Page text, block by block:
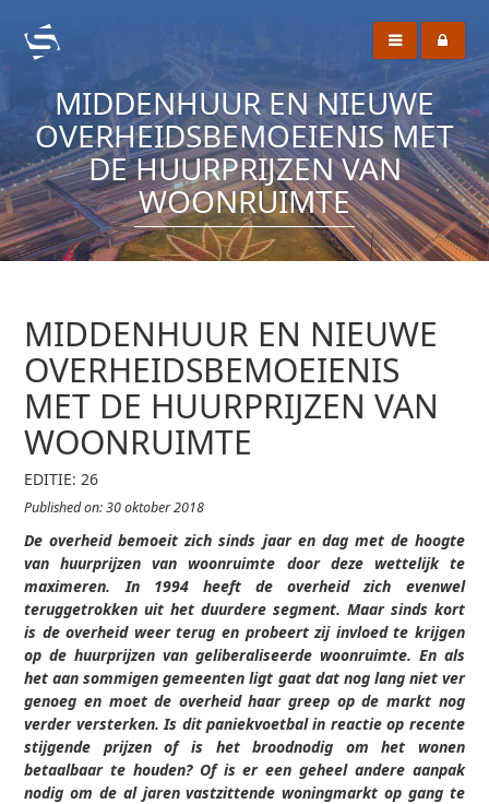
MIDDENHUUR EN NIEUWE
OVERHEIDSBEMOEIENIS MET
DE HUURPRIJZEN VAN
WOONRUIMTE
MIDDENHUUR EN NIEUWE
OVERHEIDSBEMOEIENIS
MET DE HUURPRIJZEN VAN
WOONRUIMTE
EDITIE: 26
Published on: 30 oktober 2018
De overheid bemoeit zich sinds jaar en dag met de hoogte
van huurprijzen van woonruimte door deze wettelijk te
maximeren. In 1994 heeft de overheid zich evenwel
teruggetrokken uit het duurdere segment. Maar sinds kort
is de overheid weer terug en probeert zij invloed te krijgen
op de huurprijzen van geliberaliseerde woonruimte. En als
het aan sommigen gemeenten ligt gaat dat nog lang niet ver
genoeg en moet de overheid haar greep op de markt nog
verder versterken. Is dit paniekvoetbal in reactie op recente
stijgende prijzen of is het broodnodig om het wonen
betaalbaar te houden? Of is er een geheel andere aanpak
nodig om de al jaren vastzittende woningmarkt op gang te